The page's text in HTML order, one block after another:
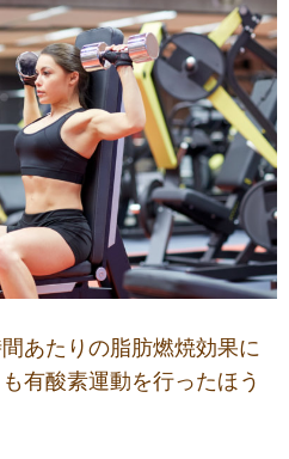
あたりの脂肪燃焼効果に
有酸素運動を行ったほう